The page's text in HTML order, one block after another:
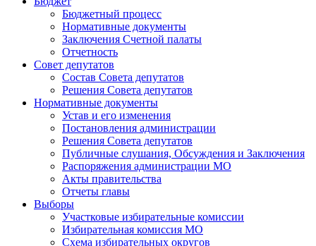
Бюджетный процесс
Нормативные документы
Заключения Счетной палаты
Отчетность
Совет депутатов
Состав Совета депутатов
Решения Совета депутатов
Нормативные документы
Устав и его изменения
Постановления администрации
Решения Совета депутатов
Публичные слушания, Обсуждения и Заключения
Распоряжения администрации МО
Акты правительства
Отчеты главы
Выборы
Участковые избирательные комиссии
Избирательная комиссия МО
Схема избирательных округов